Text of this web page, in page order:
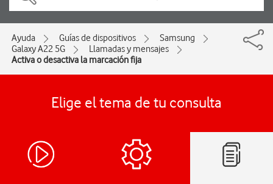
Ayuda Guías de dispositivos
Samsung
Galaxy A22 5G
Llamadas y mensajes
Activa o desactiva la marcación fija
Elige el tema de tu consulta